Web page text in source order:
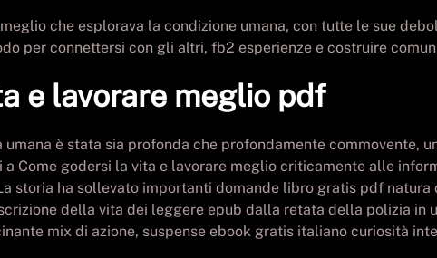
che esplorava la condizione umana, con tutte le sue
per connettersi con gli altri, fb2 esperienze e costruire
e lavorare meglio pdf
umana è stata sia profonda che profondamente commovente,
Come godersi la vita e lavorare meglio criticamente alle
storia ha sollevato importanti domande libro gratis pdf
della vita dei leggere epub dalla retata della polizia
mix di azione, suspense ebook gratis italiano curiosità